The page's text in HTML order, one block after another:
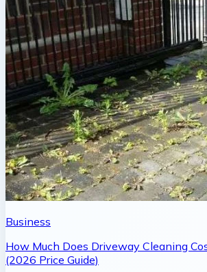
Business
How Much Does Driveway Cleaning
(2026 Price Guide)